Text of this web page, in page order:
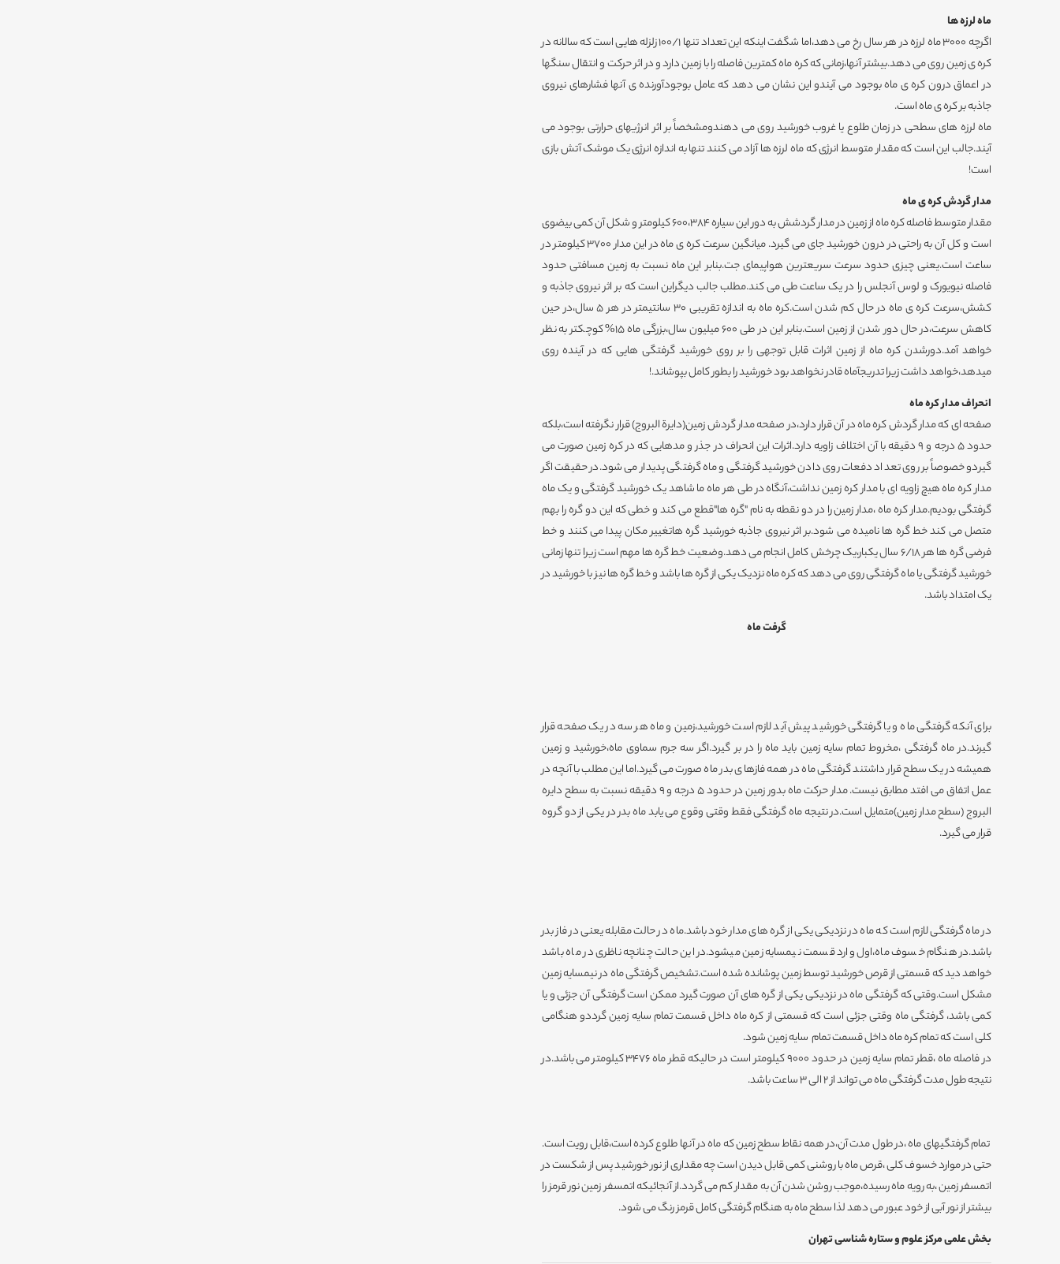
ماه لرزه ها
اگرچه 3000 ماه لرزه در هر سال رخ می دهد،اما شگفت اینکه این تعداد تنها 100/1 زلزله هایی است که سالانه در
کره ی زمین روی می دهد.بیشتر آنها،زمانی که کره ماه کمترین فاصله را با زمین دارد و در اثر حرکت و انتقال سنگها
در اعماق درون کره ی ماه بوجود می آیندو این نشان می دهد که عامل بوجودآورنده ی آنها فشارهای نیروی
جاذبه بر کره ی ماه است.
ماه لرزه های سطحی در زمان طلوع یا غروب خورشید روی می دهندومشخصاً بر اثر انرژیهای حرارتی بوجود می
آیند.جالب این است که مقدار متوسط انرژی که ماه لرزه ها آزاد می کنند تنها به اندازه انرژی یک موشک آتش بازی
است!
مدار گردش کره ی ماه
مقدار متوسط فاصله کره ماه از زمین در مدار گردشش به دور این سیاره 600،384 کیلومتر و شکل آن کمی بیضوی
است و کل آن به راحتی در درون خورشید جای می گیرد. میانگین سرعت کره ی ماه در این مدار 3700 کیلومتر در
ساعت است.یعنی چیزی حدود سرعت سریعترین هواپیمای جت.بنابر این ماه نسبت به زمین مسافتی حدود
فاصله نیویورک و لوس آنجلس را در یک ساعت طی می کند.مطلب جالب دیگراین است که بر اثر نیروی جاذبه و
کشش،سرعت کره ی ماه در حال کم شدن است.کره ماه به اندازه تقریبی 30 سانتیمتر در هر 5 سال،در حین
کاهش سرعت،در حال دور شدن از زمین است.بنابر این در طی 600 میلیون سال،بزرگی ماه 15% کوچکتر به نظر
خواهد آمد.دورشدن کره ماه از زمین اثرات قابل توجهی را بر روی خورشید گرفتگی هایی که در آینده روی
میدهد،خواهد داشت زیرا تدریجآماه قادر نخواهد بود خورشید را بطور کامل بپوشاند.!
انحراف مدار کره ماه
صفحه ای که مدار گردش کره ماه در آن قرار دارد،در صفحه مدار گردش زمین(دایرة البروج) قرار نگرفته است،بلکه
حدود 5 درجه و 9 دقیقه با آن اختلاف زاویه دارد.اثرات این انحراف در جذر و مدهایی که در کره زمین صورت می
گیردو خصوصاً بر روی تعداد دفعات روی دادن خورشید گرفتگی و ماه گرفتگی پدیدار می شود.در حقیقت اگر
مدار کره ماه هیچ زاویه ای با مدار کره زمین نداشت،آنگاه در طی هر ماه ما شاهد یک خورشید گرفتگی و یک ماه
گرفتگی بودیم.مدار کره ماه ،مدار زمین را در دو نقطه به نام "گره ها"قطع می کند و خطی که این دو گره را بهم
متصل می کند خط گره ها نامیده می شود.بر اثر نیروی جاذبه خورشید گره هاتغییر مکان پیدا می کنند و خط
فرضی گره ها هر 6/18 سال یکبار،یک چرخش کامل انجام می دهد.وضعیت خط گره ها مهم است زیرا تنها زمانی
خورشید گرفتگی یا ماه گرفتگی روی می دهد که کره ماه نزدیک یکی از گره ها باشد و خط گره ها نیز با خورشید در
یک امتداد باشد.
گرفت ماه
برای آنکه گرفتگی ماه و یا گرفتگی خورشید پیش آید لازم است خورشید،زمین و ماه هر سه در یک صفحه قرار
گیرند.در ماه گرفتگی ،مخروط تمام سایه زمین باید ماه را در بر گیرد.اگر سه جرم سماوی ماه،خورشید و زمین
همیشه در یک سطح قرار داشتند گرفتگی ماه در همه فازهای بدر ماه صورت می گیرد.اما این مطلب با آنچه در
عمل اتفاق می افتد مطابق نیست. مدار حرکت ماه بدور زمین در حدود 5 درجه و 9 دقیقه نسبت به سطح دایره
البروج (سطح مدار زمین)متمایل است.در نتیجه ماه گرفتگی فقط وقتی وقوع می یابد ماه بدر در یکی از دو گروه
قرار می گیرد.
در ماه گرفتگی لازم است که ماه در نزدیکی یکی از گره های مدار خود باشد.ماه در حالت مقابله یعنی در فاز بدر
باشد.در هنگام خسوف ماه،اول وارد قسمت نیمسایه زمین میشود.در این حالت چنانچه ناظری در ماه باشد
خواهد دید که قسمتی از قرص خورشید توسط زمین پوشانده شده است.تشخیص گرفتگی ماه در نیمسایه زمین
مشکل است.وقتی که گرفتگی ماه در نزدیکی یکی از گره های آن صورت گیرد ممکن است گرفتگی آن جزئی و یا
کمی باشد، گرفتگی ماه وقتی جزئی است که قسمتی از کره ماه داخل قسمت تمام سایه زمین گرددو هنگامی
کلی است که تمام کره ماه داخل قسمت تمام سایه زمین شود.
در فاصله ماه ،قطر تمام سایه زمین در حدود 9000 کیلومتر است در حالیکه قطر ماه 3476 کیلومتر می باشد.در
نتیجه طول مدت گرفتگی ماه می تواند از 2 الی 3 ساعت باشد.
تمام گرفتگیهای ماه ،در طول مدت آن،در همه نقاط سطح زمین که ماه در آنها طلوع کرده است،قابل رویت است.
حتی در موارد خسوف کلی ،قرص ماه با روشنی کمی قابل دیدن است چه مقداری از نور خورشید پس از شکست در
اتمسفر زمین ،به رویه ماه رسیده،موجب روشن شدن آن به مقدار کم می گردد.از آنجائیکه اتمسفر زمین نور قرمز را
بیشتر از نور آبی از خود عبور می دهد لذا سطح ماه به هنگام گرفتگی کامل قرمز رنگ می شود.
بخش علمی مرکز علوم و ستاره شناسی تهران